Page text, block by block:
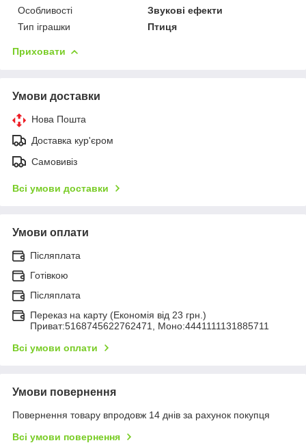
Особливості
Звукові ефекти
Тип іграшки
Птиця
Приховати
Умови доставки
Нова Пошта
Доставка кур'єром
Самовивіз
Всі умови доставки
Умови оплати
Післяплата
Готівкою
Післяплата
Переказ на карту (Економія від 23 грн.)
Приват:5168745622762471, Моно:4441111131885711
Всі умови оплати
Умови повернення
Повернення товару впродовж 14 днів за рахунок покупця
Всі умови повернення